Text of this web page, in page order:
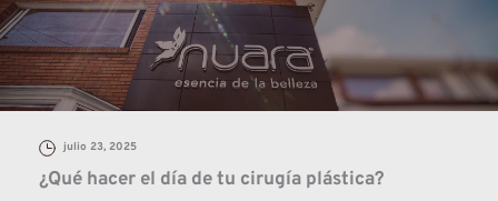
julio 23, 2025
¿Qué hacer el día de tu cirugía plástica?